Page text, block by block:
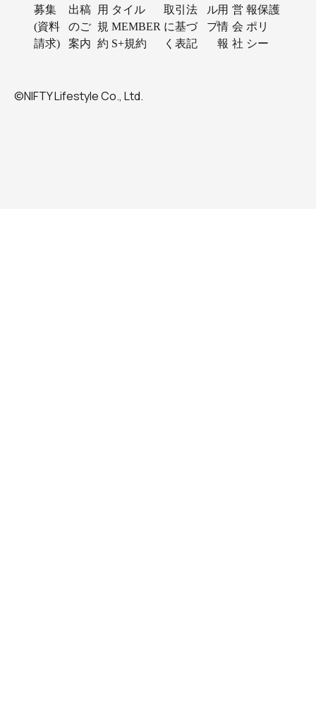
募集
(資料
請求)
出稿
のご
案内
用
規
約
タイル
MEMBER
S+規約
取引法
に基づ
く表記
ル
プ
用
情
報
営
会
社
報保護
ポリ
シー
©NIFTY Lifestyle Co., Ltd.